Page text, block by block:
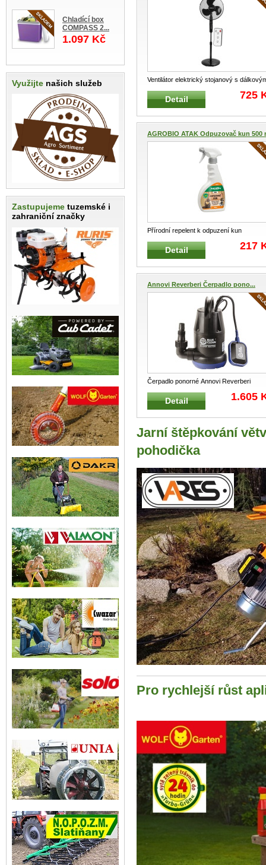
Chladící box
COMPASS 2...
1.097 Kč
Využijte našich služeb
Zastupujeme tuzemské i
zahraniční značky
Ventilátor elektrický stojanový s
ovládáním Stojanový ventil
Detail 725
AGROBIO ATAK Odpuzovač kun 500
Přírodní repelent k odpuzení kun
Odpuzovač pro odpuzení kun z půdy, c
Detail 217
Annovi Reverberi Čerpadlo pono...
Čerpadlo ponorné Annovi Reverberi
Ponorné a drenážní čerpadlo na vodu
Detail 1.605
Jarní štěpkování
pohodička
Pro rychlejší růst